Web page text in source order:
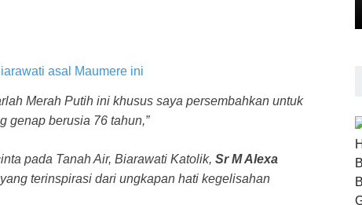
Merah Putih ini khusus saya persembahkan untuk
genap berusia 76 tahun,”
pada Tanah Air, Biarawati Katolik, Sr M Alexa
terinspirasi dari ungkapan hati kegelisahan